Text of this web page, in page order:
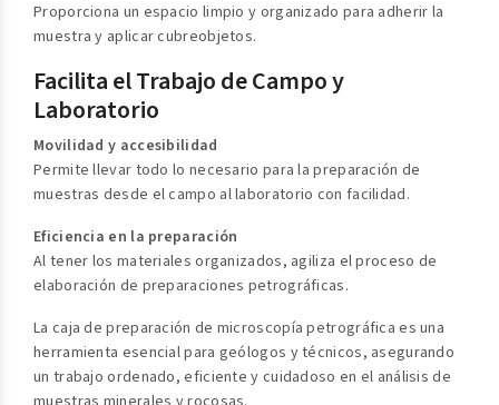
Proporciona un espacio limpio y organizado para adherir la
muestra y aplicar cubreobjetos.
Facilita el Trabajo de Campo y
Laboratorio
Movilidad y accesibilidad
Permite llevar todo lo necesario para la preparación de
muestras desde el campo al laboratorio con facilidad.
Eficiencia en la preparación
Al tener los materiales organizados, agiliza el proceso de
elaboración de preparaciones petrográficas.
La caja de preparación de microscopía petrográfica es una
herramienta esencial para geólogos y técnicos, asegurando
un trabajo ordenado, eficiente y cuidadoso en el análisis de